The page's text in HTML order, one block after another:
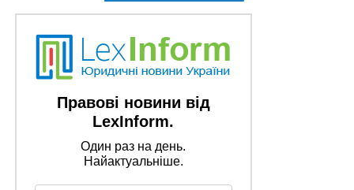
Правові новини від
LexInform.
Один раз на день.
Найактуальніше.